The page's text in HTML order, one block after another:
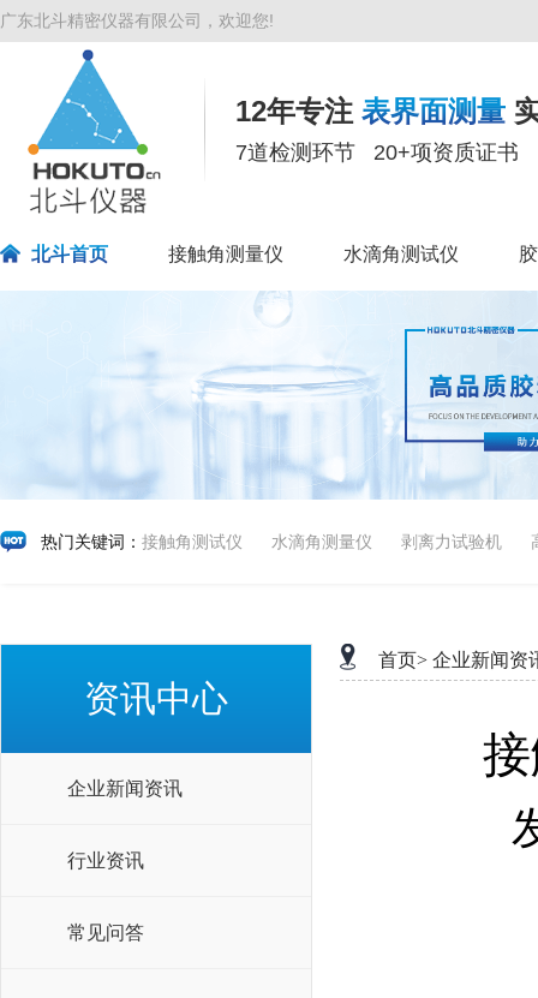
广东北斗精密仪器有限公司，欢迎您!
12年专注 表界面测量
7道检测环节 20+项资质证书
北斗首页 接触角测量仪 水滴角测试仪
热门关键词： 接触角测试仪 水滴角测量仪 剥离力试验机
资讯中心
企业新闻资讯
行业资讯
常见问答
首页> 企业新闻资